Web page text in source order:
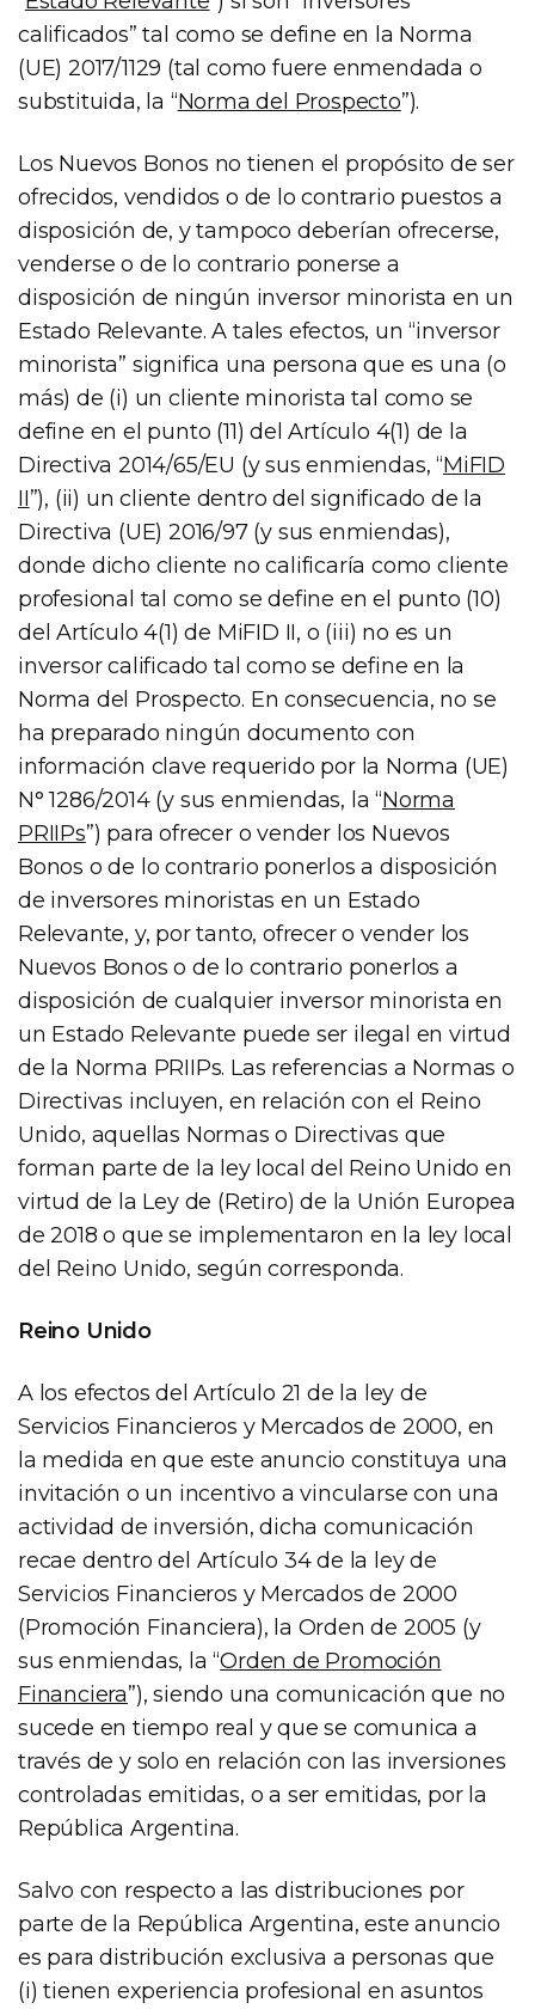
calificados” tal como se define en la Norma
(UE) 2017/1129 (tal como fuere enmendada o
substituida, la “Norma del Prospecto”).
Los Nuevos Bonos no tienen el propósito de ser
ofrecidos, vendidos o de lo contrario puestos a
disposición de, y tampoco deberían ofrecerse,
venderse o de lo contrario ponerse a
disposición de ningún inversor minorista en un
Estado Relevante. A tales efectos, un “inversor
minorista” significa una persona que es una (o
más) de (i) un cliente minorista tal como se
define en el punto (11) del Artículo 4(1) de la
Directiva 2014/65/EU (y sus enmiendas, “MiFID
II”), (ii) un cliente dentro del significado de la
Directiva (UE) 2016/97 (y sus enmiendas),
donde dicho cliente no calificaría como cliente
profesional tal como se define en el punto (10)
del Artículo 4(1) de MiFID II, o (iii) no es un
inversor calificado tal como se define en la
Norma del Prospecto. En consecuencia, no se
ha preparado ningún documento con
información clave requerido por la Norma (UE)
N° 1286/2014 (y sus enmiendas, la “Norma
PRIIPs”) para ofrecer o vender los Nuevos
Bonos o de lo contrario ponerlos a disposición
de inversores minoristas en un Estado
Relevante, y, por tanto, ofrecer o vender los
Nuevos Bonos o de lo contrario ponerlos a
disposición de cualquier inversor minorista en
un Estado Relevante puede ser ilegal en virtud
de la Norma PRIIPs. Las referencias a Normas o
Directivas incluyen, en relación con el Reino
Unido, aquellas Normas o Directivas que
forman parte de la ley local del Reino Unido en
virtud de la Ley de (Retiro) de la Unión Europea
de 2018 o que se implementaron en la ley local
del Reino Unido, según corresponda.
Reino Unido
A los efectos del Artículo 21 de la ley de
Servicios Financieros y Mercados de 2000, en
la medida en que este anuncio constituya una
invitación o un incentivo a vincularse con una
actividad de inversión, dicha comunicación
recae dentro del Artículo 34 de la ley de
Servicios Financieros y Mercados de 2000
(Promoción Financiera), la Orden de 2005 (y
sus enmiendas, la “Orden de Promoción
Financiera”), siendo una comunicación que no
sucede en tiempo real y que se comunica a
través de y solo en relación con las inversiones
controladas emitidas, o a ser emitidas, por la
República Argentina.
Salvo con respecto a las distribuciones por
parte de la República Argentina, este anuncio
es para distribución exclusiva a personas que
(i) tienen experiencia profesional en asuntos